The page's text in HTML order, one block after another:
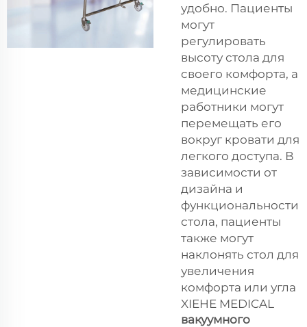
удобно. Пациенты
могут
регулировать
высоту стола для
своего комфорта, а
медицинские
работники могут
перемещать его
вокруг кровати для
легкого доступа. В
зависимости от
дизайна и
функциональности
стола, пациенты
также могут
наклонять стол для
увеличения
комфорта или угла
XIEHE MEDICAL
вакуумного